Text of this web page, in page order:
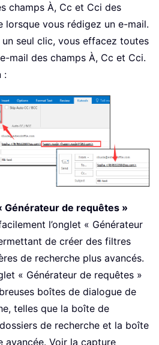
champs À, Cc et Cci des
lorsque vous rédigez un e-mail.
un seul clic, vous effacez toutes
mail des champs À, Cc et Cci.
:
Générateur de requêtes »
l’onglet « Générateur
de créer des filtres
de recherche plus avancés.
« Générateur de requêtes »
boîtes de dialogue de
telles que la boîte de
de recherche et la boîte
avancée. Voir la capture